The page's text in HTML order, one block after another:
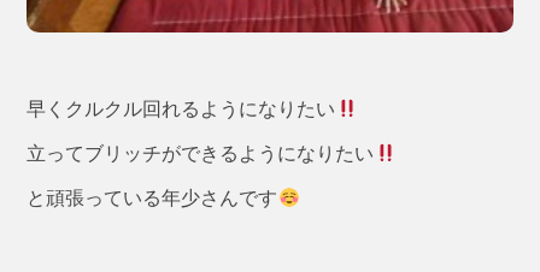
早くクルクル回れるようになりたい
立ってブリッチができるようになりたい
と頑張っている年少さんです